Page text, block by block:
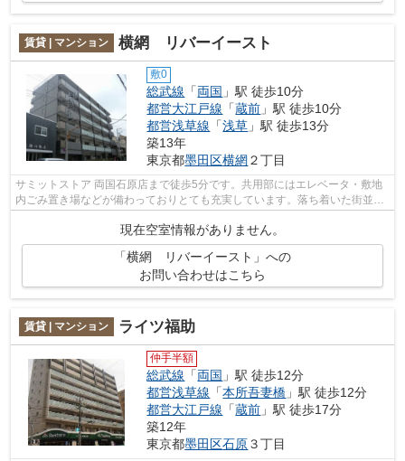
賃貸 | マンション 横網 リバーイースト
敷0
総武線 「両国 」駅 徒歩10分
都営大江戸線 「蔵前 」駅 徒歩10分
都営浅草線 「浅草 」駅 徒歩13分
築13年
東京都墨田区横網 ２丁目
サミットストア 両国石原店まで徒歩5分です。共用部にはエレベータ・敷地
内ごみ置き場などが備わっておりとても充実しています。落ち着いた街並み
にフィットする外観タイルのマンショ...
現在空室情報がありません。
「横網 リバーイースト」への
お問い合わせはこちら
賃貸 | マンション ライツ福助
仲手半額
総武線 「両国 」駅 徒歩12分
都営浅草線 「本所吾妻橋 」駅 徒歩12分
都営大江戸線 「蔵前 」駅 徒歩17分
築12年
東京都墨田区石原３丁目